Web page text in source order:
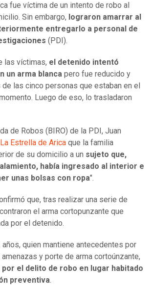
fue víctima de un intento de robo al
Sin embargo, lograron amarrar al
entregarlo a personal de
(PDI).
las víctimas, el detenido intentó
un arma blanca pero fue reducido y
las cinco personas que estaban en el
Luego de eso, lo trasladaron
de Robos (BIRO) de la PDI, Juan
La Estrella de Arica que la familia
de su domicilio a un sujeto que,
había ingresado al interior e
unas bolsas con ropa".
que, tras realizar una serie de
el arma cortopunzante que
por el detenido.
años, quien mantiene antecedentes por
y porte de arma cortoúnzante,
el delito de robo en lugar habitado
preventiva.